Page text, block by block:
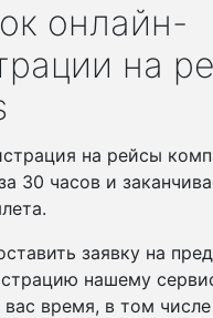
онлайн-
на
на рейсы
30 часов и
заявку на
нашему
вас время, в том